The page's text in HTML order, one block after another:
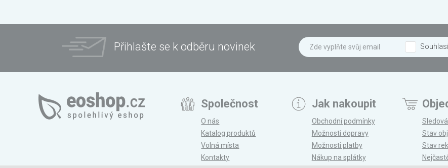
Přihlašte se k odběru novinek
Společnost
O nás
Katalog produktů
Volná místa
Kontakty
Jak nakoupit
Obchodní podmínky
Možnosti dopravy
Možnosti platby
Nákup na splátky
Stav
Stav